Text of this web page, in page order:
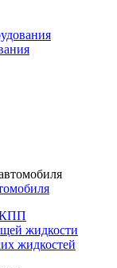
жидкости
жидкостей